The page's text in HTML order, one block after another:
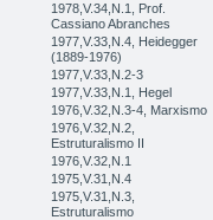
1978,V.34,N.1, Prof.
Cassiano Abranches
1977,V.33,N.4, Heidegger
(1889-1976)
1977,V.33,N.2-3
1977,V.33,N.1, Hegel
1976,V.32,N.3-4, Marxismo
1976,V.32,N.2,
Estruturalismo II
1976,V.32,N.1
1975,V.31,N.4
1975,V.31,N.3,
Estruturalismo